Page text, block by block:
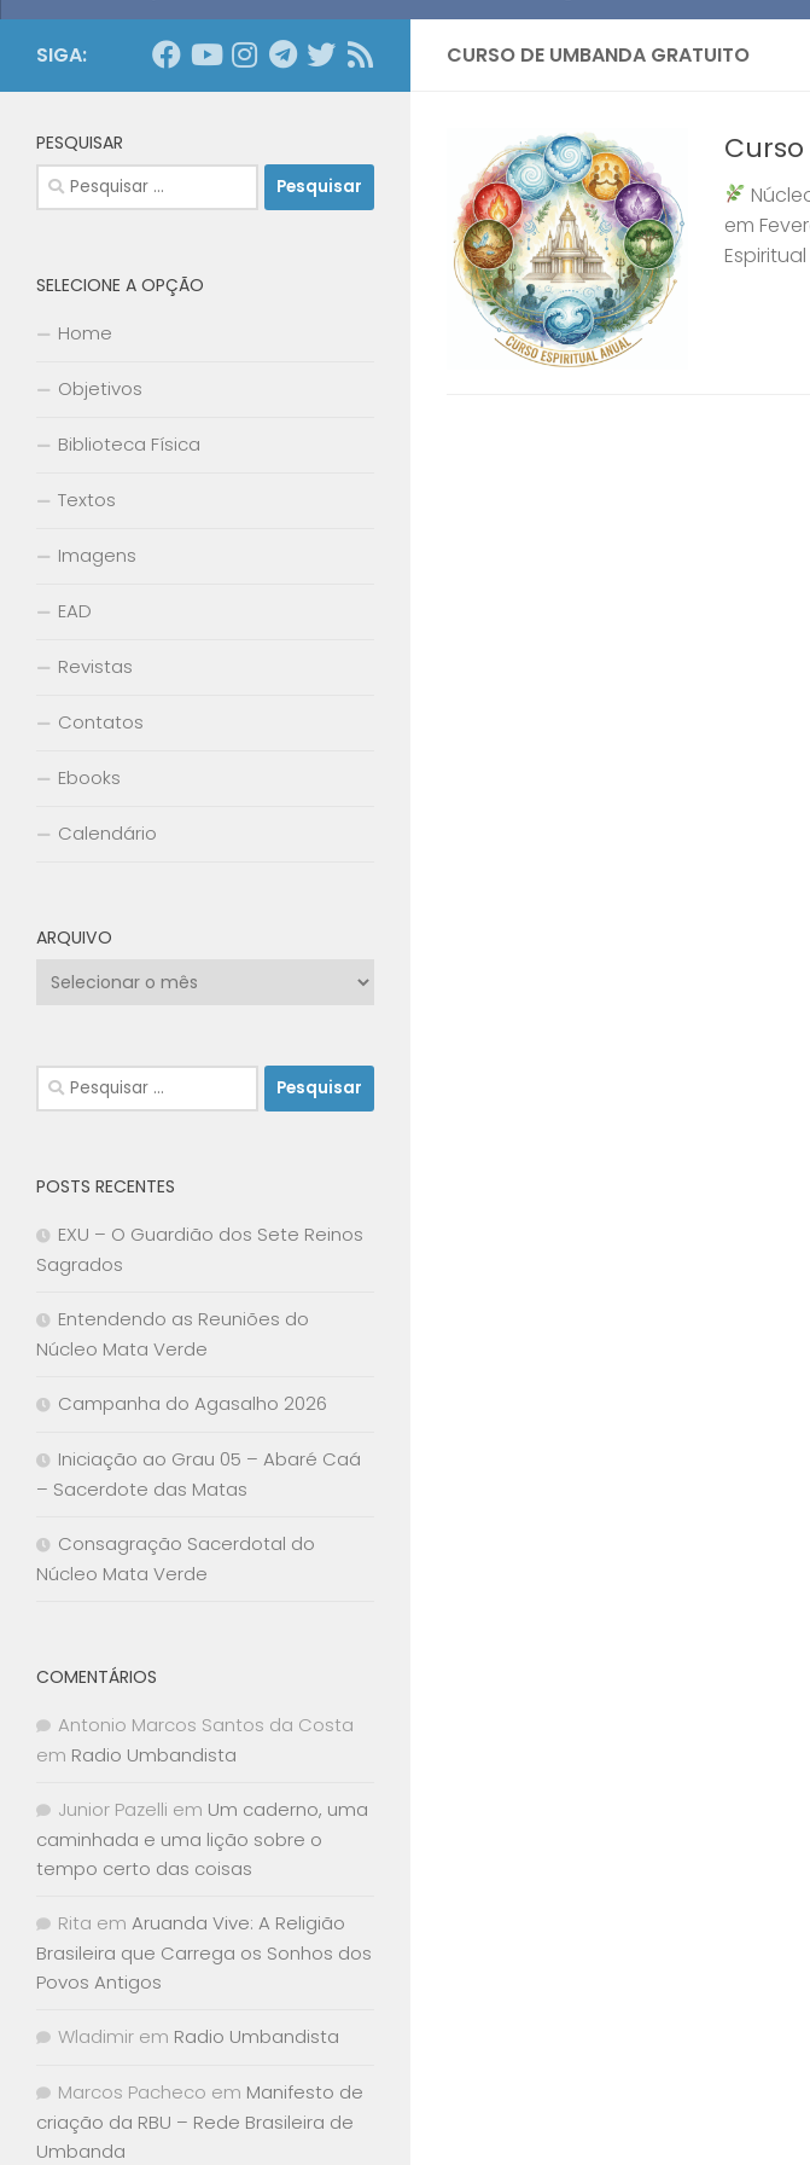
CURSO DE UMBANDA GRATUITO
em
SIGA:
PESQUISAR
Pesquisar
por:
SELECIONE A OPÇÃO
Home
Objetivos
Biblioteca Física
Textos
Imagens
EAD
Revistas
Contatos
Ebooks
Calendário
ARQUIVO
Arquivo
Pesquisar
por:
POSTS RECENTES
EXU – O Guardião dos Sete Reinos
Sagrados
Entendendo as Reuniões do
Núcleo Mata Verde
Campanha do Agasalho 2026
Iniciação ao Grau 05 – Abaré Caá
– Sacerdote das Matas
Consagração Sacerdotal do
Núcleo Mata Verde
COMENTÁRIOS
Antonio Marcos Santos da Costa
em Radio Umbandista
Junior Pazelli em Um caderno, uma
caminhada e uma lição sobre o
tempo certo das coisas
Rita em Aruanda Vive: A Religião
Brasileira que Carrega os Sonhos dos
Povos Antigos
Wladimir em Radio Umbandista
Marcos Pacheco em Manifesto de
criação da RBU – Rede Brasileira de
Umbanda